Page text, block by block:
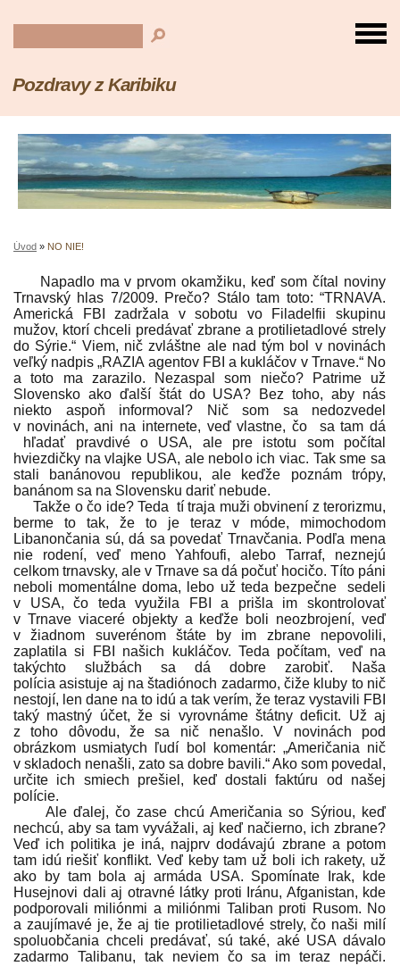
Pozdravy z Karibiku
Úvod » NO NIE!
Napadlo ma v prvom okamžiku, keď som čítal noviny
Trnavský hlas 7/2009. Prečo? Stálo tam toto: “TRNAVA.
Americká FBI zadržala v sobotu vo Filadelfii skupinu
mužov, ktorí chceli predávať zbrane a protilietadlové strely
do Sýrie.“ Viem, nič zvláštne ale nad tým bol v novinách
veľký nadpis „RAZIA agentov FBI a kukláčov v Trnave.“ No
a toto ma zarazilo. Nezaspal som niečo? Patrime už
Slovensko ako ďalší štát do USA? Bez toho, aby nás
niekto aspoň informoval? Nič som sa nedozvedel
v novinách, ani na internete, veď vlastne, čo sa tam dá
hľadať pravdivé o USA, ale pre istotu som počítal
hviezdičky na vlajke USA, ale nebolo ich viac. Tak sme sa
stali banánovou republikou, ale keďže poznám trópy,
banánom sa na Slovensku dariť nebude.
Takže o čo ide? Teda tí traja muži obvinení z terorizmu,
berme to tak, že to je teraz v móde, mimochodom
Libanončania sú, dá sa povedať Trnavčania. Podľa mena
nie rodení, veď meno Yahfoufi, alebo Tarraf, neznejú
celkom trnavsky, ale v Trnave sa dá počuť hocičo. Títo páni
neboli momentálne doma, lebo už teda bezpečne sedeli
v USA, čo teda využila FBI a prišla im skontrolovať
v Trnave viaceré objekty a keďže boli neozbrojení, veď
v žiadnom suverénom štáte by im zbrane nepovolili,
zaplatila si FBI našich kukláčov. Teda počítam, veď na
takýchto službách sa dá dobre zarobiť. Naša
polícia asistuje aj na štadiónoch zadarmo, čiže kluby to nič
nestojí, len dane na to idú a tak verím, že teraz vystavili FBI
taký mastný účet, že si vyrovnáme štátny deficit. Už aj
z toho dôvodu, že sa nič nenašlo. V novinách pod
obrázkom usmiatych ľudí bol komentár: „Američania nič
v skladoch nenašli, zato sa dobre bavili.“ Ako som povedal,
určite ich smiech prešiel, keď dostali faktúru od našej
polície.
Ale ďalej, čo zase chcú Američania so Sýriou, keď
nechcú, aby sa tam vyvážali, aj keď načierno, ich zbrane?
Veď ich politika je iná, najprv dodávajú zbrane a potom
tam idú riešiť konflikt. Veď keby tam už boli ich rakety, už
ako by tam bola aj armáda USA. Spomínate Irak, kde
Husejnovi dali aj otravné látky proti Iránu, Afganistan, kde
podporovali miliónmi a miliónmi Taliban proti Rusom. No
a zaujímavé je, že aj tie protilietadlové strely, čo naši milí
spoluobčania chceli predávať, sú také, aké USA dávalo
zadarmo Talibanu, tak neviem čo sa im teraz nepáči.